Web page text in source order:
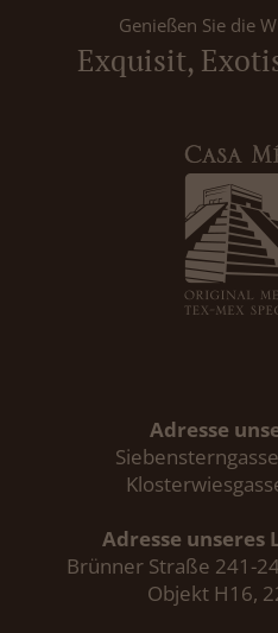
Genießen Sie die
Exquisit,
Adresse
Adresse unseres
Brünner Straße 241-
Objekt H16,